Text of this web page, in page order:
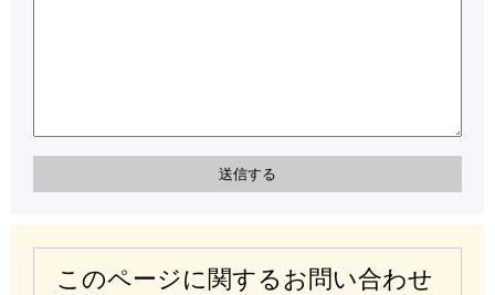
このページに関するお問い合わせ